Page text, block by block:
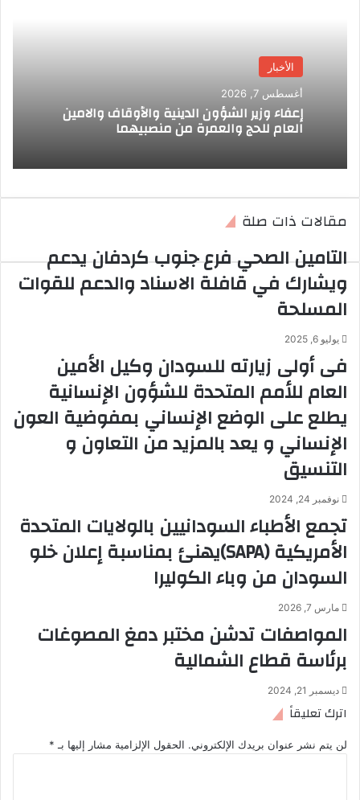
الأخبار
أغسطس 7, 2026
إعفاء وزير الشؤون الدينية والأوقاف والامين
العام للحج والعمرة من منصبيهما
مقالات ذات صلة
التامين الصحي فرع جنوب كردفان يدعم
ويشارك في قافلة الاسناد والدعم للقوات
المسلحة
يوليو 6, 2025
فى أولى زيارته للسودان وكيل الأمين
العام للأمم المتحدة للشؤون الإنسانية
يطلع على الوضع الإنساني بمفوضية العون
الإنساني و يعد بالمزيد من التعاون و
التنسيق
نوفمبر 24, 2024
تجمع الأطباء السودانيين بالولايات المتحدة
الأمريكية (SAPA)يهنئ بمناسبة إعلان خلو
السودان من وباء الكوليرا
مارس 7, 2026
المواصفات تدشن مختبر دمغ المصوغات
برئاسة قطاع الشمالية
ديسمبر 21, 2024
اترك تعليقاً
لن يتم نشر عنوان بريدك الإلكتروني. الحقول الإلزامية مشار إليها بـ *